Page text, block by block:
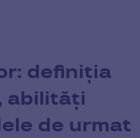
definiția
abilități
de urmat